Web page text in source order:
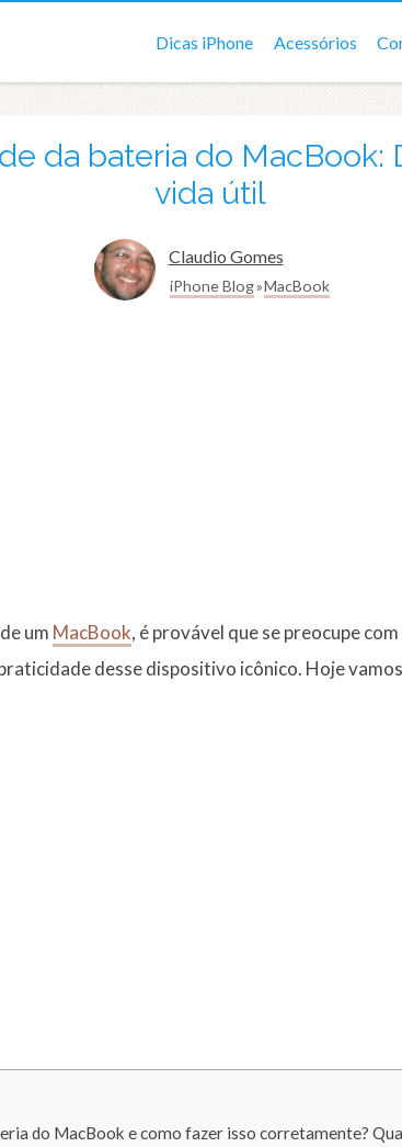
Dicas iPhone Acessórios
da bateria do MacBook:
vida útil
Claudio Gomes
iPhone Blog MacBook
um MacBook, é provável que se preocupe
desse dispositivo icônico. Hoje
do MacBook e como fazer isso corretamente?